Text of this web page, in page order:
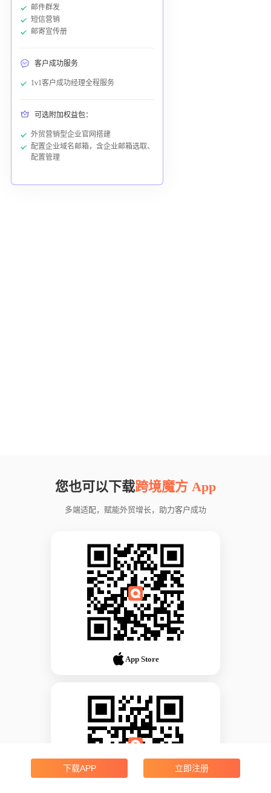
邮件群发
短信营销
邮寄宣传册
客户成功服务
1v1客户成功经理全程服务
可选附加权益包：
外贸营销型企业官网搭建
配置企业域名邮箱，含企业邮箱选取、
配置管理
您也可以下载跨境魔方 App
多端适配，赋能外贸增长，助力客户成功
App Store
下载APP 立即注册